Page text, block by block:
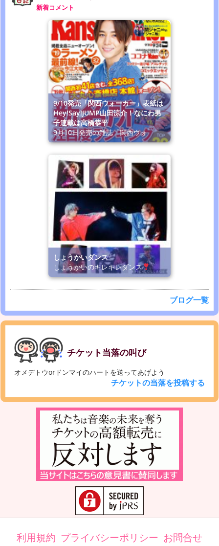
新着コメント
9/10発売「関西ウォーカー」表紙は
Hey!Say!JUMP山田涼介！なにわ男
子連載は高橋恭平
9月10日発売の雑誌「関西ウォ
しょうかいダンス
しょうかいのキレキレダンス
ブログ一覧
チケット当落の叫び
オメデトウorドンマイのハートを送ってあげよう
チケットの当落を投稿する
利用規約 プライバシーポリシー お問合せ